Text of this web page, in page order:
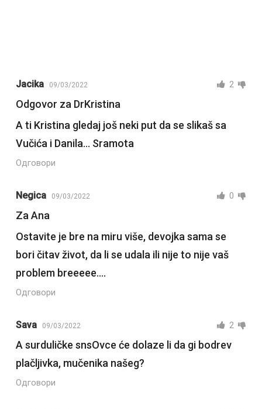
Jacika 09/03/2022 2
Odgovor za DrKristina
A ti Kristina gledaj još neki put da se slikaš sa
Vučića i Danila… Sramota
Одговори
Negica 09/03/2022 0
Za Ana
Ostavite je bre na miru više, devojka sama se
bori čitav život, da li se udala ili nije to nije vaš
problem breeeee….
Одговори
Sava 09/03/2022 2
A surduličke snsOvce će dolaze li da gi bodrev
plačljivka, mučenika našeg?
Одговори